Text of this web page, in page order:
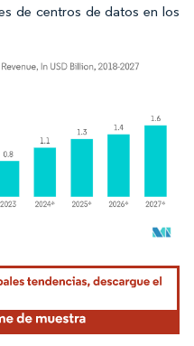
de centros de datos en los
atribución según CC BY 4.0.